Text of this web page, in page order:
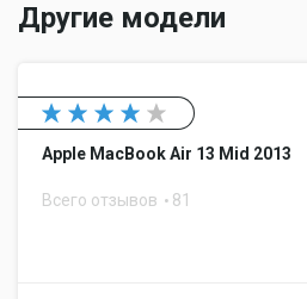
Другие модели
Apple MacBook Air 13 Mid 2013
Всего отзывов 81